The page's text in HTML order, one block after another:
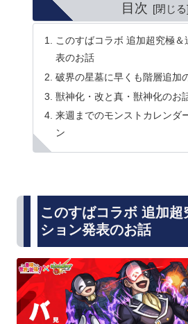
目次
このすばコラボ 追加超究極
表のお話
破界の星墓に早くも階層追加
獣神化・改と真・獣神化のお
来週までのモンストカレンダ
ン
このすばコラボ 追加超
ション発表のお話